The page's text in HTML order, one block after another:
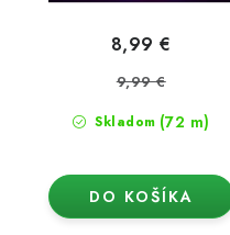
Skladom (72 m)
8,99 €
9,99 €
DO KOŠÍKA